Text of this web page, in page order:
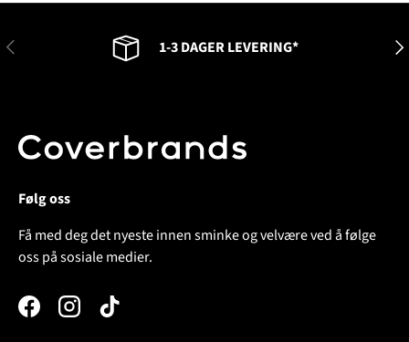
FORRIGE 1-3 DAGER LEVERING*
Følg oss
Få med deg det nyeste innen sminke og velvære ved å følge
oss på sosiale medier.
FacebookInstagramTikTok